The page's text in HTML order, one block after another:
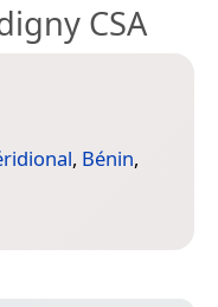
CSA
, Bénin,